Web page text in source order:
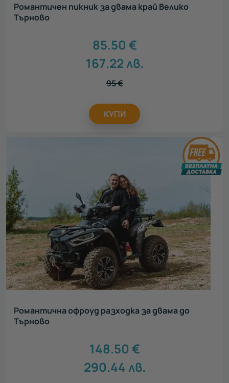
Романтичен пикник за двама край Велико
Търново
85.50 €
167.22лв.
95€
КУПИ
Романтична офроуд разходка за двама до
Търново
148.50 €
290.44лв.